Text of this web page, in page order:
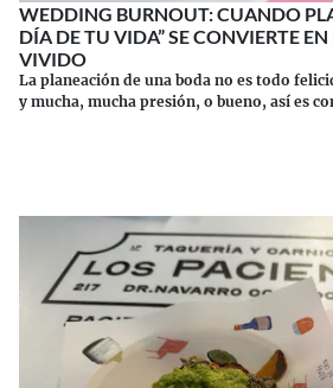
WEDDING BURNOUT: CUANDO
DÍA DE TU VIDA” SE CONVIERTE
VIVIDO
La planeación de una boda no es todo
y mucha, mucha presión, o bueno, así es